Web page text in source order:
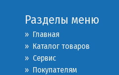
Разделы меню
» Главная
» Каталог товаров
» Сервис
» Покупателям